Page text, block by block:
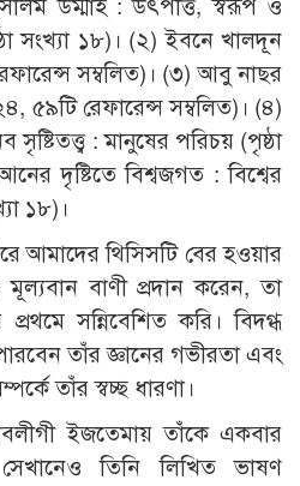
উম্মাহ : উৎপত্তি, স্বরূপ ও
সংখ্যা ১৮)। (২) ইবনে খালদূন
সম্বলিত)। (৩) আবু নাছর
৫৯টি রেফারেন্স সম্বলিত)। (৪)
: মানুষের পরিচয় (পৃষ্ঠা
দৃষ্টিতে বিশ্বজগত : বিশ্বের
১৮)।
আমাদের থিসিসটি বের হওয়ার
বাণী প্রদান করেন, তা
সন্নিবেশিত করি। বিদগ্ধ
তাঁর জ্ঞানের গভীরতা এবং
তাঁর স্বচ্ছ ধারণা।
ইজতেমায় তাঁকে একবার
তিনি লিখিত ভাষণ